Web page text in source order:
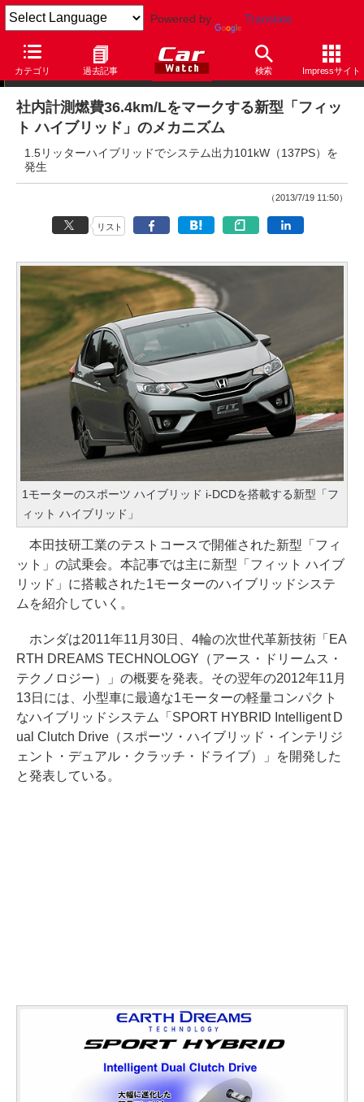
Powered by Translate
カテゴリ 過去記事 検索 Impressサイト
ニュース
社内計測燃費36.4km/Lをマークする新型「フィッ
ト ハイブリッド」のメカニズム
1.5リッターハイブリッドでシステム出力101kW（137PS）を
発生
（2013/7/19 11:50）
リスト
1モーターのスポーツ ハイブリッド i-DCDを搭載する新型「フ
ィット ハイブリッド」
本田技研工業のテストコースで開催された新型「フィ
ット」の試乗会。本記事では主に新型「フィット ハイブ
リッド」に搭載された1モーターのハイブリッドシステ
ムを紹介していく。
ホンダは2011年11月30日、4輪の次世代革新技術「EA
RTH DREAMS TECHNOLOGY（アース・ドリームス・
テクノロジー）」の概要を発表。その翌年の2012年11月
13日には、小型車に最適な1モーターの軽量コンパクト
なハイブリッドシステム「SPORT HYBRID Intelligent D
ual Clutch Drive（スポーツ・ハイブリッド・インテリジ
ェント・デュアル・クラッチ・ドライブ）」を開発した
と発表している。